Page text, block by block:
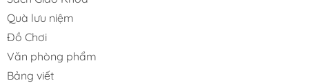
Quà lưu niệm
Đồ Chơi
Văn phòng phẩm
Bảng viết